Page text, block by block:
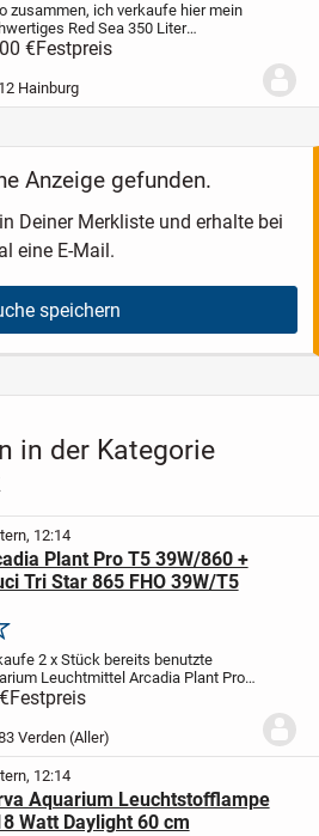
zusammen, ​ich verkaufe hier mein
Red Sea 350 Liter
Aquarium
leichten gebrauchsspuren.
um die 7 Jahre habe es selbst
€Festpreis
Hainburg
Anzeige gefunden.
Deiner Merkliste und erhalte bei
eine E-Mail.
speichern
in der Kategorie
12:14
Plant Pro T5 39W/860 +
Tri Star 865 FHO 39W/T5
2 x Stück bereits benutzte
Leuchtmittel Arcadia Plant Pro
Watt 860 Daylight + Leuci Tri Star
FHO 39 Watt T5 Licht weiss Röhre
voll funktionstüchtig mit eine Länge
Festpreis
Verden (Aller)
12:14
Aquarium Leuchtstofflampe
Watt Daylight 60 cm